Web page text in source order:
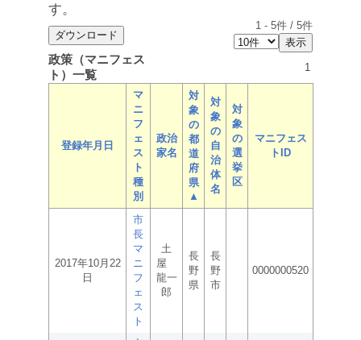
す。
1 - 5件 / 5件
政策（マニフェス
ト）一覧
1
登録年月日
マ
ニ
フ
ェ
ス
ト
種
別
政治
家名
対
象
の
都
道
府
県
▲
対
象
の
自
治
体
名
対
象
の
選
挙
区
マニフェス
トID
2017年10月22
日
市
長
マ
ニ
フ
ェ
ス
ト
土
屋
龍一
郎
長
野
県
長
野
市
0000000520